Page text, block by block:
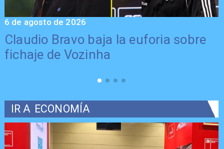
Claudio Bravo baja la euforia sobre
fichaje de Vozinha
6 de agosto de 2026
IR A ECONOMÍA